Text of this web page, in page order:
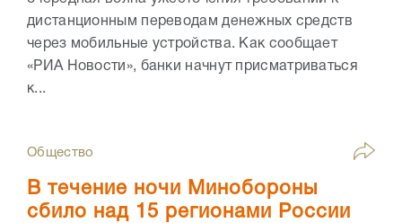
дистанционным переводам денежных средств
через мобильные устройства. Как сообщает
«РИА Новости», банки начнут присматриваться
к...
Общество
В течение ночи Минобороны
сбило над 15 регионами России